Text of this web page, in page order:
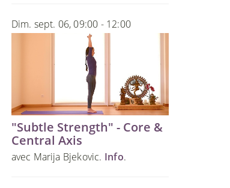
Dim. sept. 06, 09:00 - 12:00
"Subtle Strength" - Core &
Central Axis
avec Marija Bjekovic. Info.